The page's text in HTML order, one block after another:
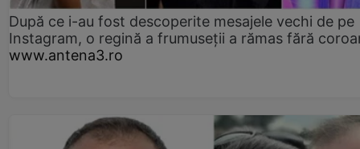
După ce i-au fost descoperite mesajele vechi de pe
Instagram, o regină a frumuseții a rămas fără
www.antena3.ro